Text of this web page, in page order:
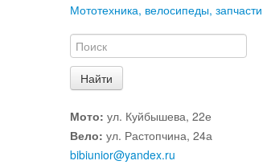
Мототехника, велосипеды, запчасти
Мото: ул. Куйбышева, 22е
Вело: ул. Растопчина, 24а
bibiunior@yandex.ru